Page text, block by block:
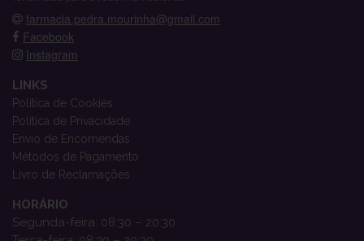
farmacia.pedra.mourinha@gmail.com
Facebook
Instagram
LINKS
Política de Cookies
Política de Privacidade
Envio de Encomendas
Métodos de Pagamento
Livro de Reclamações
HORÁRIO
Segunda-feira: 08:30 – 20:30